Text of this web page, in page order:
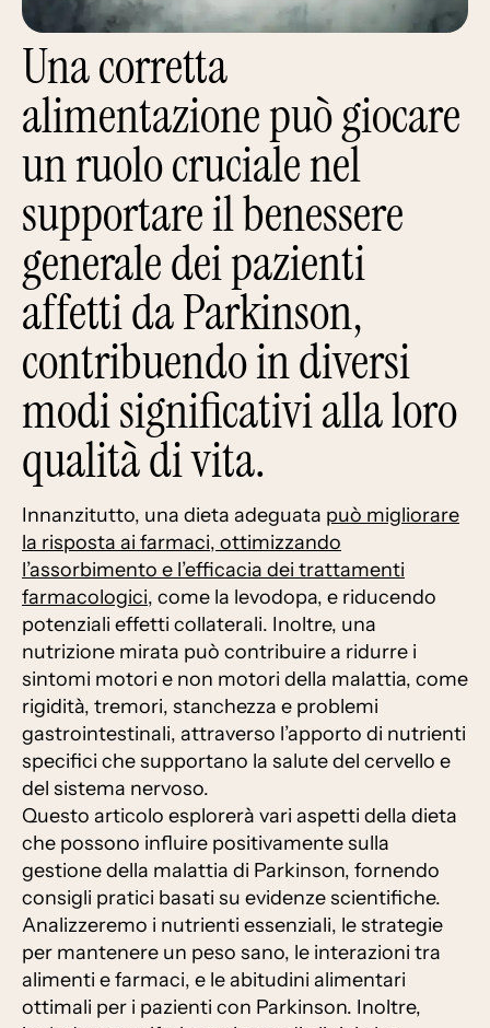
Una corretta
alimentazione può giocare
un ruolo cruciale nel
supportare il benessere
generale dei pazienti
affetti da Parkinson,
contribuendo in diversi
modi significativi alla loro
qualità di vita.
Innanzitutto, una dieta adeguata può migliorare
la risposta ai farmaci, ottimizzando
l’assorbimento e l’efficacia dei trattamenti
farmacologici, come la levodopa, e riducendo
potenziali effetti collaterali. Inoltre, una
nutrizione mirata può contribuire a ridurre i
sintomi motori e non motori della malattia, come
rigidità, tremori, stanchezza e problemi
gastrointestinali, attraverso l’apporto di nutrienti
specifici che supportano la salute del cervello e
del sistema nervoso.
Questo articolo esplorerà vari aspetti della dieta
che possono influire positivamente sulla
gestione della malattia di Parkinson, fornendo
consigli pratici basati su evidenze scientifiche.
Analizzeremo i nutrienti essenziali, le strategie
per mantenere un peso sano, le interazioni tra
alimenti e farmaci, e le abitudini alimentari
ottimali per i pazienti con Parkinson. Inoltre,